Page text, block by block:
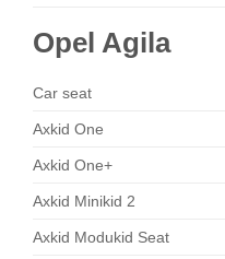
Opel Agila
Car seat
Axkid One
Axkid One+
Axkid Minikid 2
Axkid Modukid Seat